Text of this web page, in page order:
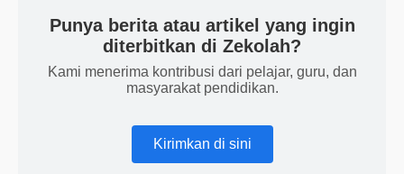
Punya berita atau artikel yang ingin
diterbitkan di Zekolah?
Kami menerima kontribusi dari pelajar, guru, dan
masyarakat pendidikan.
Kirimkan di sini